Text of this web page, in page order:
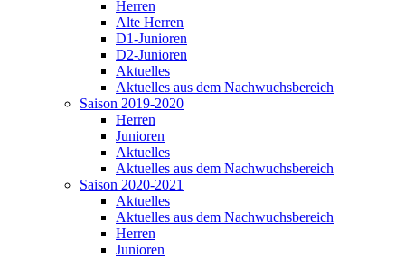
Herren
Alte Herren
D1-Junioren
D2-Junioren
Aktuelles
Aktuelles aus dem Nachwuchsbereich
Saison 2019-2020
Herren
Junioren
Aktuelles
Aktuelles aus dem Nachwuchsbereich
Saison 2020-2021
Aktuelles
Aktuelles aus dem Nachwuchsbereich
Herren
Junioren